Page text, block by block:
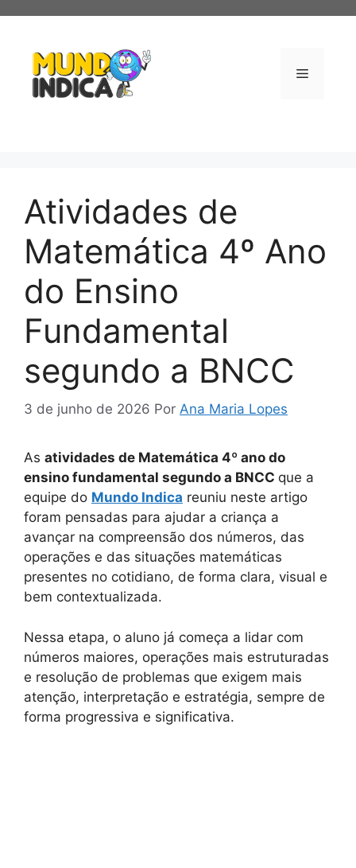
conteúdo
Menu
Atividades de
Matemática 4º Ano
do Ensino
Fundamental
segundo a BNCC
3 de junho de 2026 Por Ana Maria Lopes
As atividades de Matemática 4º ano do
ensino fundamental segundo a BNCC que a
equipe do Mundo Indica reuniu neste artigo
foram pensadas para ajudar a criança a
avançar na compreensão dos números, das
operações e das situações matemáticas
presentes no cotidiano, de forma clara, visual e
bem contextualizada.
Nessa etapa, o aluno já começa a lidar com
números maiores, operações mais estruturadas
e resolução de problemas que exigem mais
atenção, interpretação e estratégia, sempre de
forma progressiva e significativa.